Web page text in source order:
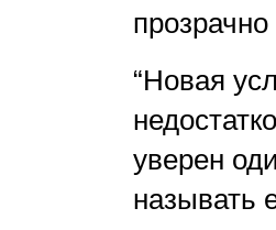
“Новая
уверен
называть